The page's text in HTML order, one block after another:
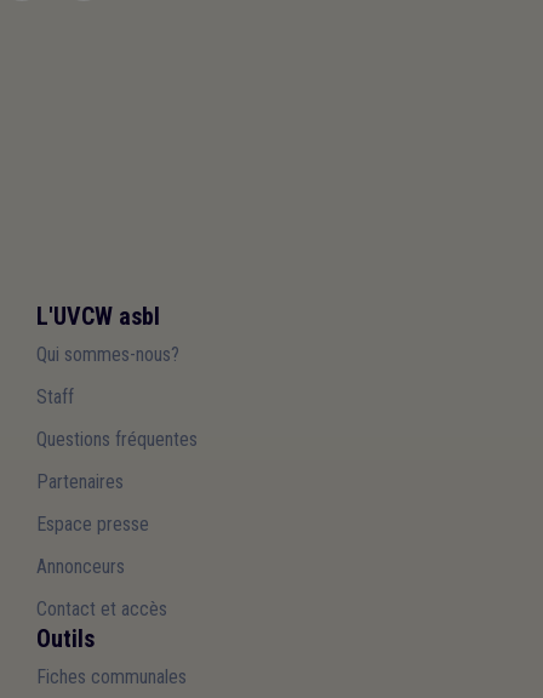
L'UVCW asbl
Qui sommes-nous?
Staff
Questions fréquentes
Partenaires
Espace presse
Annonceurs
Contact et accès
Outils
Fiches communales